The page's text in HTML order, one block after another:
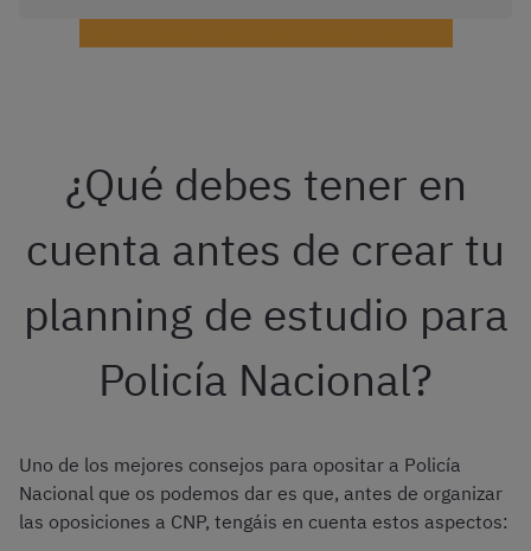
¿Qué debes tener en
cuenta antes de crear tu
planning de estudio para
Policía Nacional?
Uno de los mejores consejos para opositar a Policía
Nacional que os podemos dar es que, antes de organizar
las oposiciones a CNP, tengáis en cuenta estos aspectos: